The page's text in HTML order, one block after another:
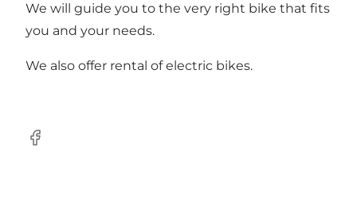
We will guide you to the very right bike that fits
you and your needs.
We also offer rental of electric bikes.
Facebook